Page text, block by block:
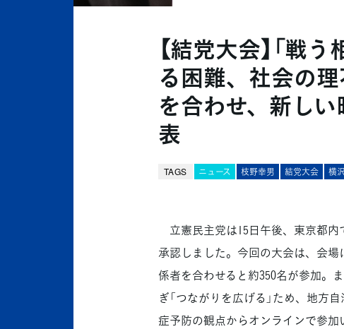
【結党大会】「戦
る困難、社会の理
を合わせ、新し
表
TAGS ニュース 枝野幸男 結党大会 横
立憲民主党は15日午後、東京都
承認しました。今回の大会は、会
係者を合わせると約350名が参加。
ぎ「つながりを広げる」ため、地方
症予防の観点からオンラインで参加